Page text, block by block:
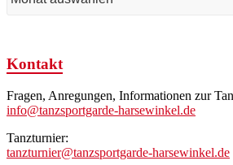
Kontakt
Fragen, Anregungen, Informationen zur
info@tanzsportgarde-harsewinkel.de
Tanzturnier:
tanzturnier@tanzsportgarde-harsewinkel.de